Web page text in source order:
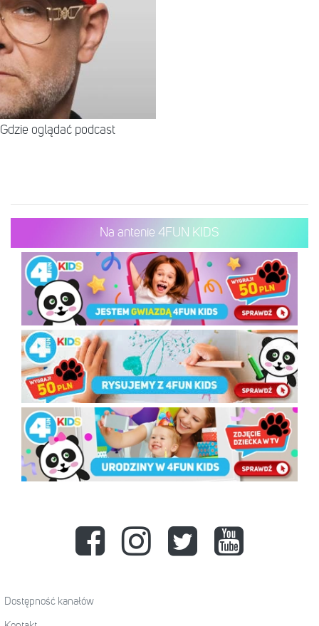
oglądać podcast
Na antenie 4FUN KIDS
Dostępność kanałów